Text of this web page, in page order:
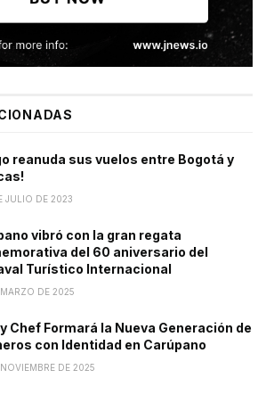
reanuda sus vuelos entre Bogotá y
JULIO DE 2023
vibró con la gran regata
del 60 aniversario del
Turístico Internacional
DE 2025
Chef Formará la Nueva Generación de
con Identidad en Carúpano
DE 2025